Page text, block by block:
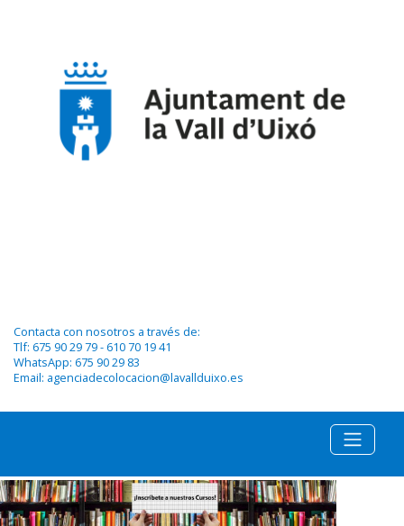
Contacta con nosotros a través de:
Tlf: 675 90 29 79 - 610 70 19 41
WhatsApp: 675 90 29 83
Email: agenciadecolocacion@lavallduixo.es